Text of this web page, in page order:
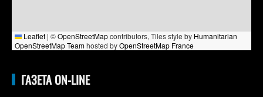
Leaflet | ©OpenStreetMapcontributors, Tiles style by Humanitarian
OpenStreetMap Teamhosted byOpenStreetMap France
ГАЗЕТА ON-LINE